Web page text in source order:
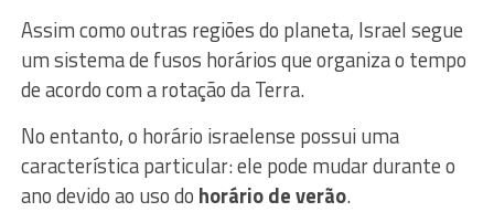
Assim como outras regiões do planeta, Israel segue
um sistema de fusos horários que organiza o tempo
de acordo com a rotação da Terra.
No entanto, o horário israelense possui uma
característica particular: ele pode mudar durante o
ano devido ao uso do horário de verão.